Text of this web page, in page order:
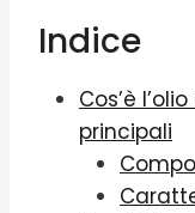
Indice
Cos’è
principali